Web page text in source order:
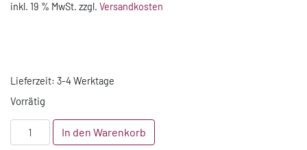
inkl. 19 % MwSt. zzgl. Versandkosten
Lieferzeit: 3-4 Werktage
Vorrätig
2023
Müller-
In den Warenkorb